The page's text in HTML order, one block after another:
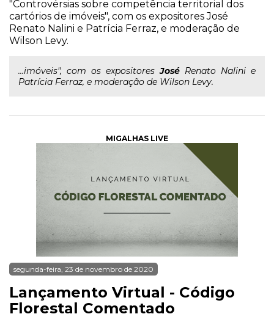
"Controvérsias sobre competência territorial dos
cartórios de imóveis", com os expositores José
Renato Nalini e Patrícia Ferraz, e moderação de
Wilson Levy.
...imóveis", com os expositoresJosé Renato Nalini e
Patrícia Ferraz, e moderação de Wilson Levy.
MIGALHAS LIVE
segunda-feira, 23 de novembro de 2020
Lançamento Virtual - Código
Florestal Comentado